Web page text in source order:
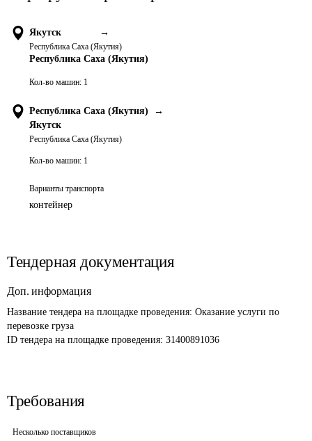
Якутск →
Республика Саха (Якутия)
Республика Саха (Якутия)
Кол-во машин: 1
Республика Саха (Якутия)
→
Якутск
Республика Саха (Якутия)
Кол-во машин: 1
Варианты транспорта
контейнер
Тендерная документация
Доп. информация
Название тендера на площадке проведения: Оказание услуги по
перевозке груза
ID тендера на площадке проведения: 31400891036
Требования
Несколько поставщиков